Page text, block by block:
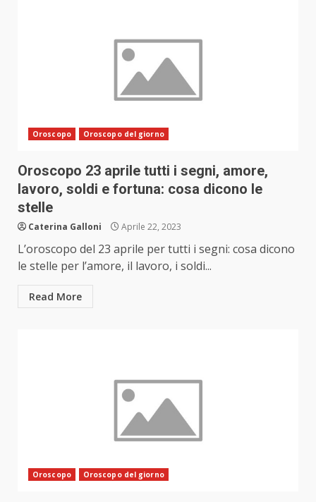
Oroscopo Oroscopo del giorno
Oroscopo 23 aprile tutti i segni, amore,
lavoro, soldi e fortuna: cosa dicono le
stelle
Caterina Galloni Aprile 22, 2023
L’oroscopo del 23 aprile per tutti i segni: cosa dicono
le stelle per l’amore, il lavoro, i soldi...
Read More
Oroscopo Oroscopo del giorno